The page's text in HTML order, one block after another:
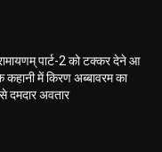
पार्ट-2 को टक्कर देने आ
कहानी में किरण अब्बावरम का
दमदार अवतार